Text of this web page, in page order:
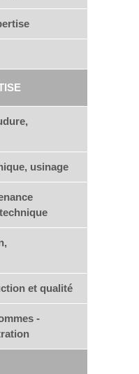
usinage
et qualité
-